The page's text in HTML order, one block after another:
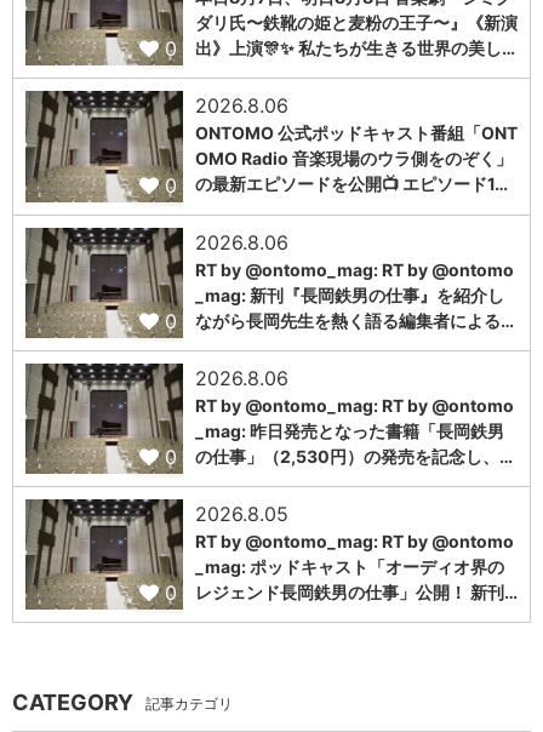
0
ダリ氏〜鉄靴の姫と麦粉の王子〜』《新演
出》上演🎊✨ 私たちが生きる世界の美し…
0
2026.8.06
ONTOMO 公式ポッドキャスト番組「ONT
OMO Radio 音楽現場のウラ側をのぞく」
の最新エピソードを公開📺 エピソード1…
0
2026.8.06
RT by @ontomo_mag: RT by @ontomo
_mag: 新刊『長岡鉄男の仕事』を紹介し
ながら長岡先生を熱く語る編集者による…
0
2026.8.06
RT by @ontomo_mag: RT by @ontomo
_mag: 昨日発売となった書籍「長岡鉄男
の仕事」（2,530円）の発売を記念し、…
0
2026.8.05
RT by @ontomo_mag: RT by @ontomo
_mag: ポッドキャスト「オーディオ界の
レジェンド長岡鉄男の仕事」公開！ 新刊…
CATEGORY 記事カテゴリ